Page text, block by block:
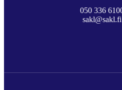
050 336
sakl@sakl.fi